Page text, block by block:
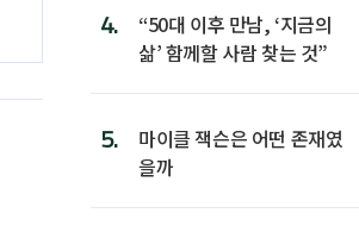
4.
“50대 이후 만남, ‘지금의
삶’ 함께할 사람 찾는 것”
5.
마이클 잭슨은 어떤 존재였
을까